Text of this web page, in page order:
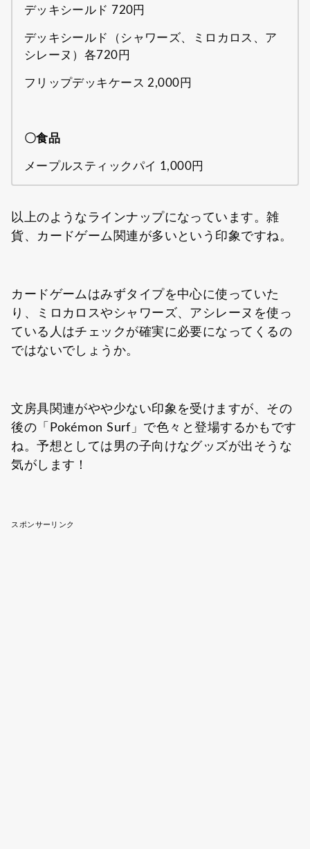
デッキシールド 720円
デッキシールド（シャワーズ、ミロカロス、ア
シレーヌ）各720円
フリップデッキケース 2,000円
〇食品
メープルスティックパイ 1,000円
以上のようなラインナップになっています。雑
貨、カードゲーム関連が多いという印象ですね。
カードゲームはみずタイプを中心に使っていた
り、ミロカロスやシャワーズ、アシレーヌを使っ
ている人はチェックが確実に必要になってくるの
ではないでしょうか。
文房具関連がやや少ない印象を受けますが、その
後の「Pokémon Surf」で色々と登場するかもです
ね。予想としては男の子向けなグッズが出そうな
気がします！
スポンサーリンク